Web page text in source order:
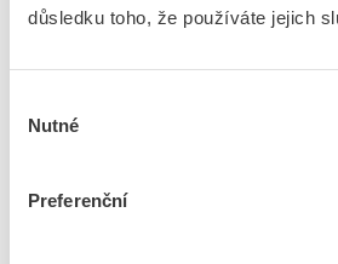
důsledku toho, že používáte jejich
souhlasu
Nutné
Preferenční
Barva těla
Žlutá
Dobíjecí